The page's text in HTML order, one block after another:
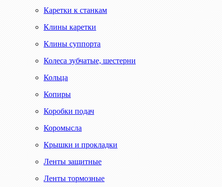
Каретки к станкам
Клины каретки
Клины суппорта
Колеса зубчатые, шестерни
Кольца
Копиры
Коробки подач
Коромысла
Крышки и прокладки
Ленты защитные
Ленты тормозные